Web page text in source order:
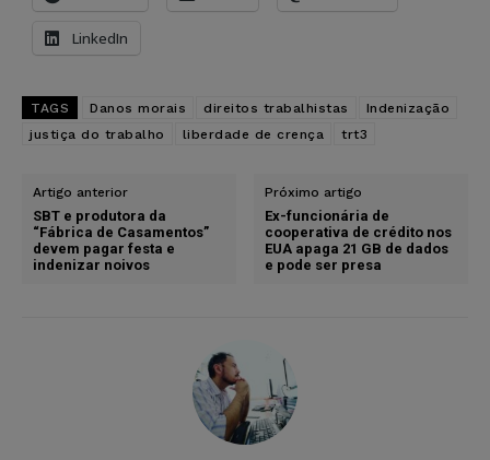
LinkedIn
TAGS Danos morais direitos trabalhistas
Indenização
justiça do trabalho
liberdade de crença trt3
Artigo anterior
SBT e produtora da
“Fábrica de Casamentos”
devem pagar festa e
indenizar noivos
Próximo artigo
Ex-funcionária de
cooperativa de crédito nos
EUA apaga 21 GB de dados
e pode ser presa